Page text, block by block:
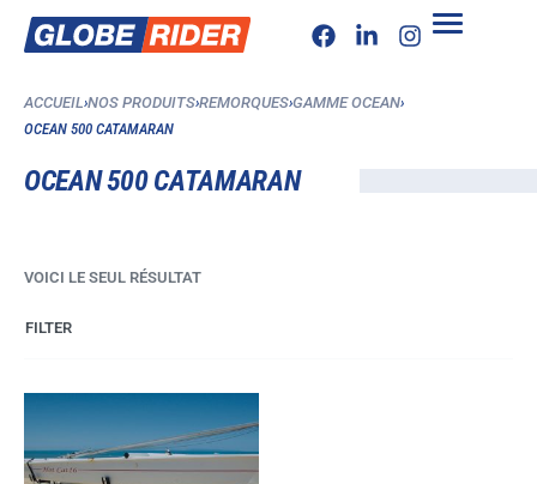
ACCUEIL›NOS PRODUITS›REMORQUES›GAMME OCEAN›
OCEAN 500 CATAMARAN
OCEAN 500 CATAMARAN
VOICI LE SEUL RÉSULTAT
FILTER